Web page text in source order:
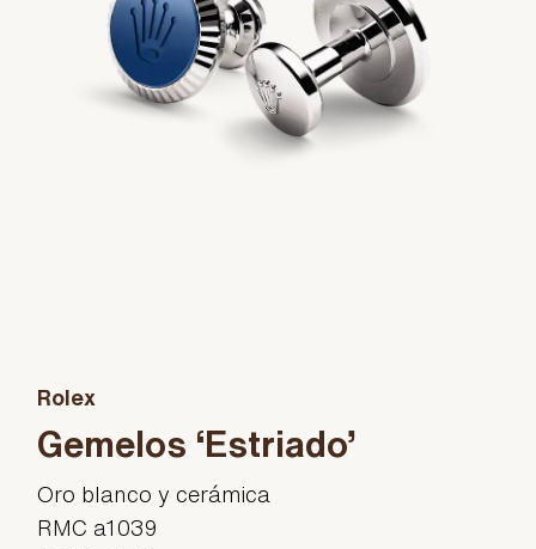
Rolex
Gemelos ‘Estriado’
Oro blanco y cerámica
RMC a1039